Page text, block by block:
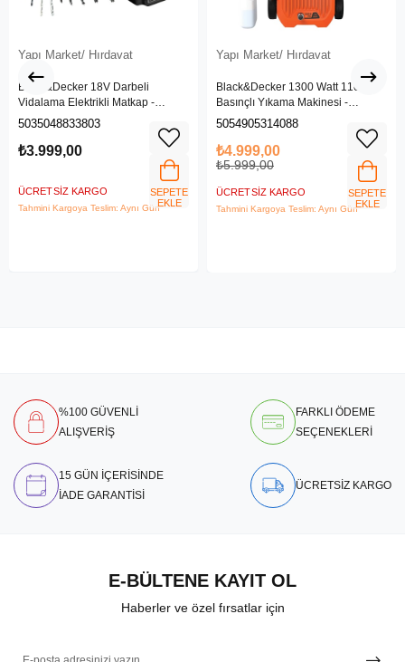
Yapı Market/ Hırdavat
Black&Decker 18V Darbeli
Vidalama Elektrikli Matkap -
BDCHD18SC1K-QW
5035048833803
₺3.999,00
ÜCRETSIZ KARGO
Tahmini Kargoya Teslim: Aynı Gün
SEPETE
EKLE
Yapı Market/ Hırdavat
Black&Decker 1300 Watt 110 Bar
Basınçlı Yıkama Makinesi -
(BEPW1300L-QS)
5054905314088
₺4.999,00
₺5.999,00
ÜCRETSIZ KARGO
Tahmini Kargoya Teslim: Aynı Gün
SEPETE
EKLE
%100 GÜVENLİ
ALIŞVERİŞ
FARKLI ÖDEME
SEÇENEKLERİ
15 GÜN İÇERİSİNDE
İADE GARANTİSİ
ÜCRETSİZ KARGO
E-BÜLTENE KAYIT OL
Haberler ve özel fırsatlar için